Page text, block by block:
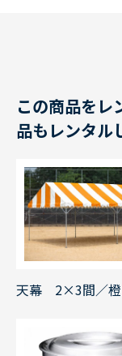
この商品をレ
品もレンタル
天幕 2×3間／橙